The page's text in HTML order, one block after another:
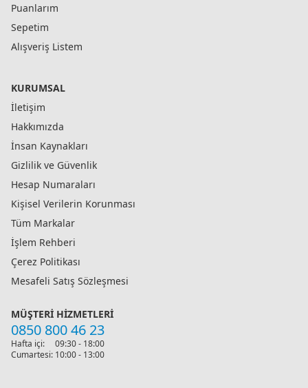
Puanlarım
Sepetim
Alışveriş Listem
KURUMSAL
İletişim
Hakkımızda
İnsan Kaynakları
Gizlilik ve Güvenlik
Hesap Numaraları
Kişisel Verilerin Korunması
Tüm Markalar
İşlem Rehberi
Çerez Politikası
Mesafeli Satış Sözleşmesi
MÜŞTERI HIZMETLERI
0850 800 46 23
Hafta içi:
09:30 - 18:00
Cumartesi: 10:00 - 13:00